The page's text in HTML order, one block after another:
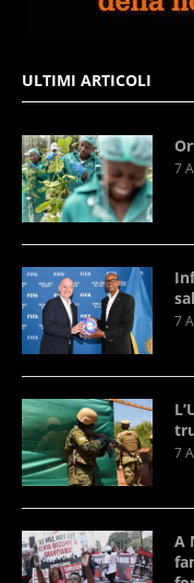
ULTIMI ARTICOLI
7
7
7
A